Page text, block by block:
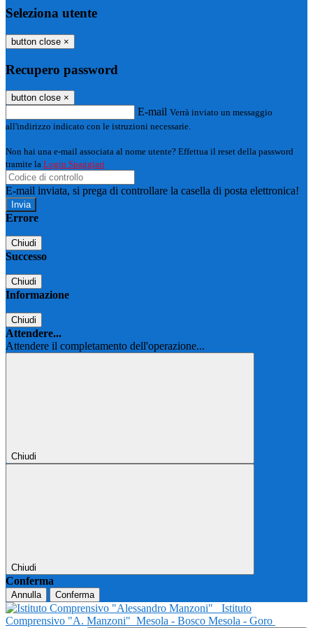
Seleziona utente
button close ×
Recupero password
button close ×
E-mail Verrà inviato un messaggio
all'indirizzo indicato con le istruzioni necessarie.
Non hai una e-mail associata al nome utente? Effettua il reset della password
tramite la Login Spaggiari
E-mail inviata, si prega di controllare la casella di posta elettronica!
Errore
Chiudi
Successo
Chiudi
Informazione
Chiudi
Attendere...
Attendere il completamento dell'operazione...
Chiudi
Chiudi
Conferma
Annulla Conferma
Istituto
Comprensivo "A. Manzoni" Mesola - Bosco Mesola - Goro